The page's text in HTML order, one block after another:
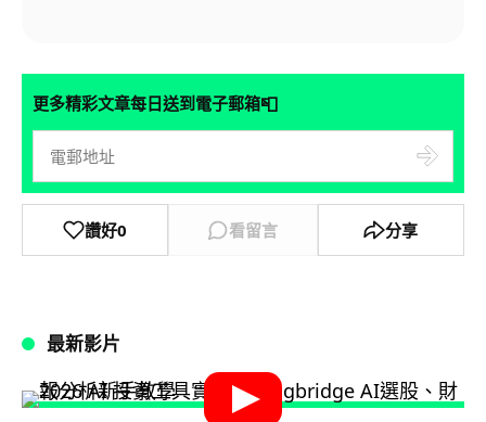
更多精彩文章每日送到電子郵箱📮
讚好0 看留言 分享
最新影片